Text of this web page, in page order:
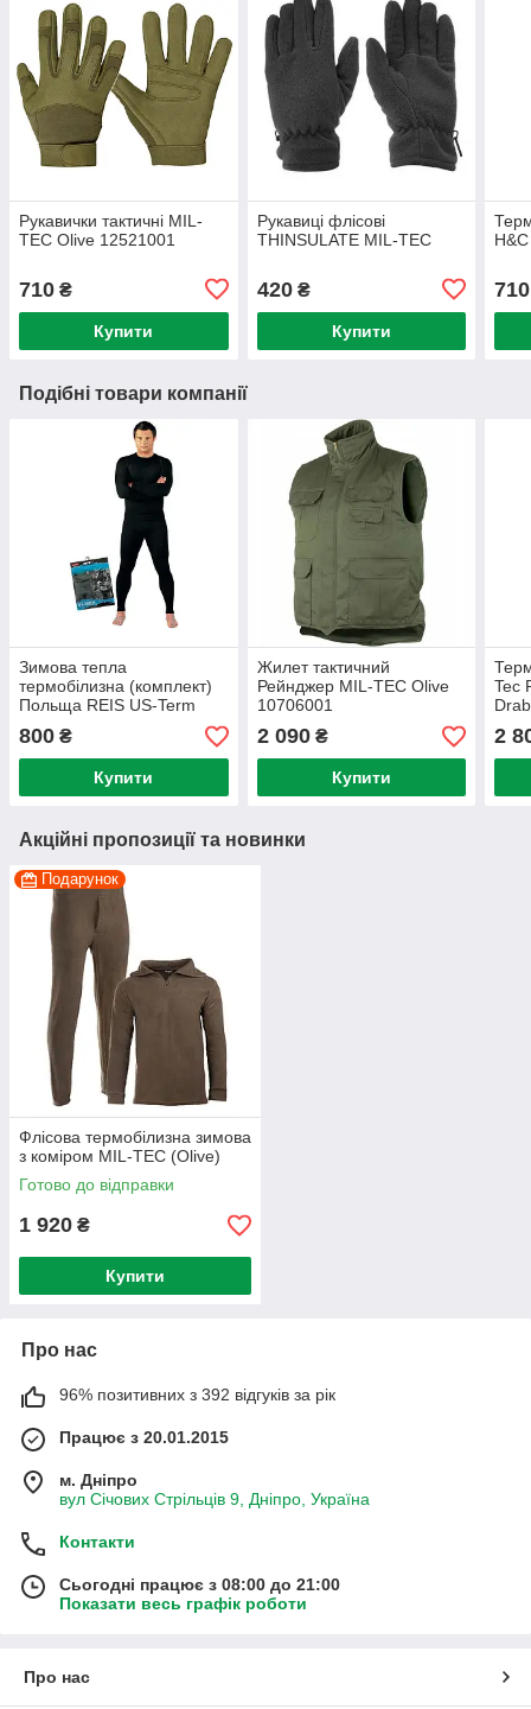
Рукавички тактичні MIL-
TEC Olive 12521001
710 ₴
Купити
Рукавиці флісові
THINSULATE MIL-TEC
420₴
Купити
710
Подібні товари компанії
Зимова тепла
термобілизна (комплект)
Польща REIS US-Term
Black 9064
800 ₴
Купити
Жилет тактичний
Рейнджер MIL-TEC Olive
10706001
2 090₴
Купити
Tec
2
Акційні пропозиції та новинки
Подарунок
Флісова термобілизна зимова
з коміром MIL-TEC (Olive)
Готово до відправки
1 920 ₴
Купити
Про нас
96% позитивних з 392 відгуків за рік
Працює з 20.01.2015
м. Дніпро
вул Січових Стрільців 9, Дніпро, Україна
Контакти
Сьогодні працює з 08:00 до 21:00
Показати весь графік роботи
Про нас